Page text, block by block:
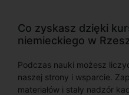
Co zyskasz dzięki
niemieckiego w
Podczas nauki możesz
naszej strony i wsparcie.
materiałów i stały nadzór